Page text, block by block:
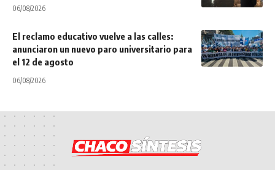
06/08/2026
El reclamo educativo vuelve a las calles:
anunciaron un nuevo paro universitario para
el 12 de agosto
06/08/2026